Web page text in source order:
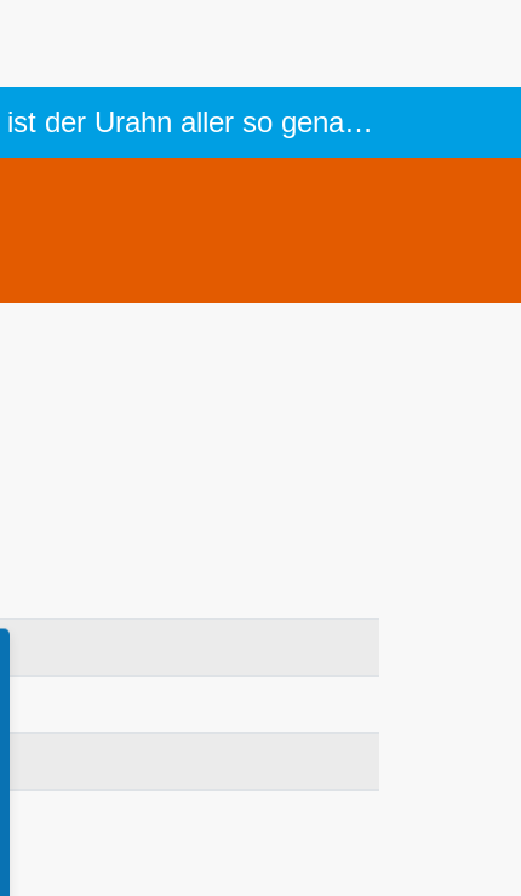
Panzer, Kanonen und andere Waffenträger Willys M38 Jeep: Der Willys MB ist der Urahn aller so genannten „Jeeps“